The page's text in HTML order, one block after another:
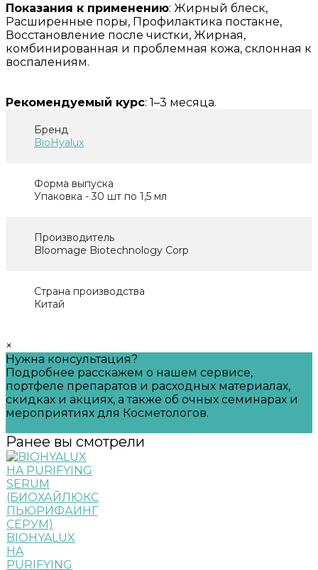
Показания к применению: Жирный блеск,
Расширенные поры, Профилактика постакне,
Восстановление после чистки, Жирная,
комбинированная и проблемная кожа, склонная к
воспалениям.
Рекомендуемый курс: 1–3 месяца.
Бренд
BioHyalux
Форма выпуска
Упаковка - 30 шт по 1,5 мл
Производитель
Bloomage Biotechnology Corp
Страна производства
Китай
×
Нужна консультация?
Подробнее расскажем о нашем сервисе,
портфеле препаратов и расходных материалах,
скидках и акциях, а также об очных семинарах и
мероприятиях для Косметологов.
Ранее вы смотрели
BIOHYALUX
HA
PURIFYING